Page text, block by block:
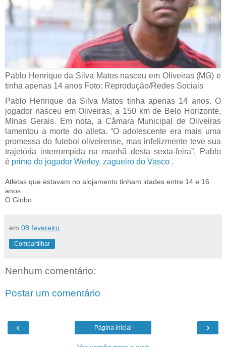
Pablo Henrique da Silva Matos nasceu em Oliveiras (MG) e
tinha apenas 14 anos Foto: Reprodução/Redes Sociais
Pablo Henrique da Silva Matos tinha apenas 14 anos. O
jogador nasceu em Oliveiras, a 150 km de Belo Horizonte,
Minas Gerais. Em nota, a Câmara Municipal de Oliveiras
lamentou a morte do atleta. “O adolescente era mais uma
promessa do futebol oliveirense, mas infelizmente teve sua
trajetória interrompida na manhã desta sexta-feira”. Pablo
é primo do jogador Werley, zagueiro do Vasco .
Atletas que estavam no alojamento tinham idades entre 14 e 16
anos
O Globo
em 08 fevereiro
Compartilhar
Nenhum comentário:
Postar um comentário
‹ ›
Página inicial